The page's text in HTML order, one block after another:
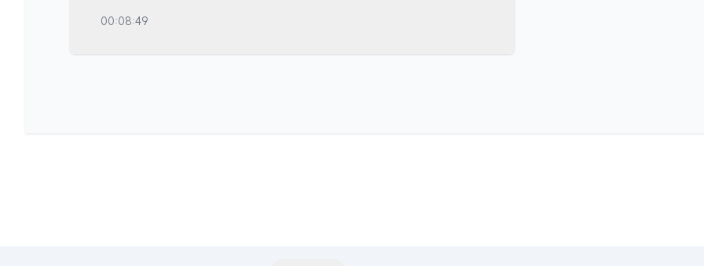
‘탄탄한 스토리를 구성하라’는 5계명에 있었습니다. 무슨 말일까요?
00:08:49